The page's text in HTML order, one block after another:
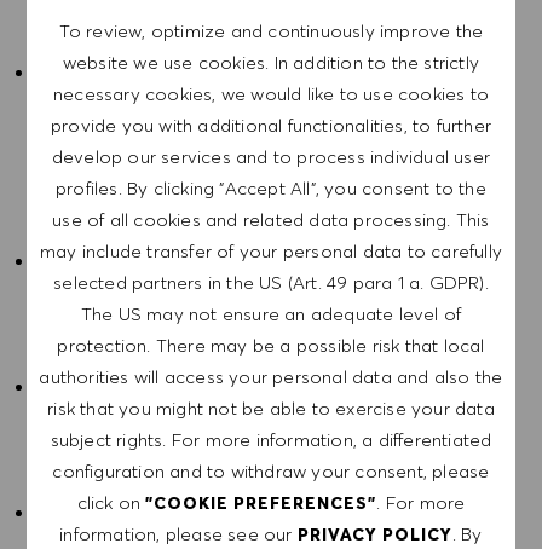
To review, optimize and continuously improve the
website we use cookies. In addition to the strictly
necessary cookies, we would like to use cookies to
provide you with additional functionalities, to further
develop our services and to process individual user
profiles. By clicking "Accept All", you consent to the
use of all cookies and related data processing. This
may include transfer of your personal data to carefully
selected partners in the US (Art. 49 para 1 a. GDPR).
The US may not ensure an adequate level of
protection. There may be a possible risk that local
authorities will access your personal data and also the
risk that you might not be able to exercise your data
subject rights. For more information, a differentiated
configuration and to withdraw your consent, please
click on"COOKIE PREFERENCES". For more
information, please see our PRIVACY POLICY. By
unserem Aktienprogramm SHIP.
Made for Me: Unsere flexiblen Arbeitsmodelle
„Threedom of Work“ mit 3 Tagen in Metzingen & 2
Tagen mobilem Arbeiten, „Me Time“ unser Programm für
individuelle Auszeiten sowie die Option auf jährlich 30
Tage „Mobile Work EU“ bieten dir den Freiraum, den du
brauchst.
Wer viel leistet, braucht einen gesunden Ausgleich:
Trainiere kostenlos in unserem eigenen Gym oder nutze
unsere vielfältigen Sportangebote, profitiere von einer
37-Stunden-Woche und jährlich 30 Urlaubstagen.
Deine persönliche Entwicklung ist uns wichtig: Wir bieten
dir Zugang zu einer Vielzahl von
Fortbildungsmöglichkeiten, sowohl online in der HUGO
BOSS University als auch mit externen Bildungsträgern.
Exklusiver Zugang zu Fashion & Art: Profitiere von